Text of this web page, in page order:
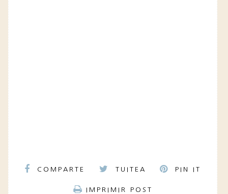
COMPARTE TUITEA PIN IT
IMPRIMIR POST